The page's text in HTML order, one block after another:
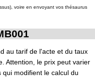
voire en envoyant vos thésaurus
au tarif de l'acte et du taux
Attention, le prix peut varier
modifient le calcul du